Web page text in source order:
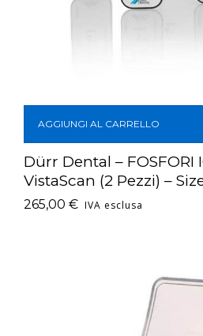
AGGIUNGI AL CARRELLO
Dürr Dental – FOSFORI
VistaScan (2 Pezzi) –
265,00 € IVA esclusa